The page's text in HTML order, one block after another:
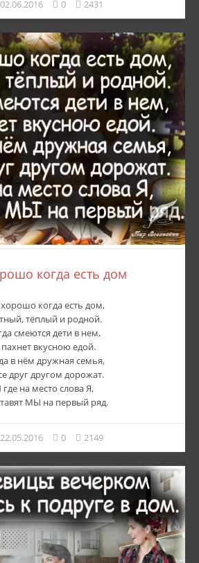
02.06.2016 0 2431
когда есть дом
когда есть дом,
тёплый и родной.
смеются дети в нем,
вкусною едой.
в нём дружная семья,
друг другом дорожат.
где на место слова Я,
МЫ на первый ряд.
22.05.2016 0 2149